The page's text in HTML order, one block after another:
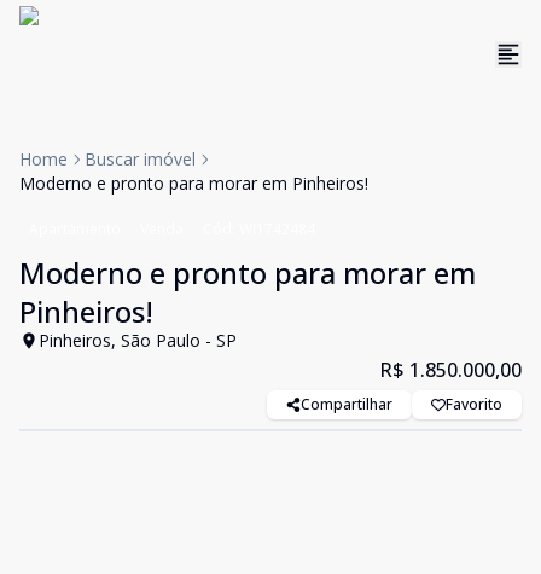
Home
Buscar imóvel
Moderno e pronto para morar em Pinheiros!
Moderno e pronto para morar em
Pinheiros!
Pinheiros, São Paulo - SP
R$ 1.850.000,00
Compartilhar Favorito